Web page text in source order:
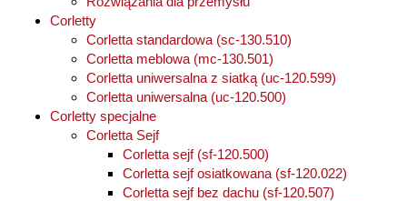
Corletty
Corletta standardowa (sc-130.510)
Corletta meblowa (mc-130.501)
Corletta uniwersalna z siatką (uc-120.599)
Corletta uniwersalna (uc-120.500)
Corletty specjalne
Corletta Sejf
Corletta sejf (sf-120.500)
Corletta sejf osiatkowana (sf-120.022)
Corletta sejf bez dachu (sf-120.507)